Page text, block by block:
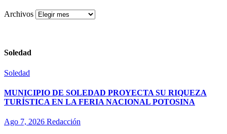
Archivos
Soledad
Soledad
MUNICIPIO DE SOLEDAD PROYECTA SU RIQUEZA
TURÍSTICA EN LA FERIA NACIONAL POTOSINA
Ago 7, 2026 Redacción